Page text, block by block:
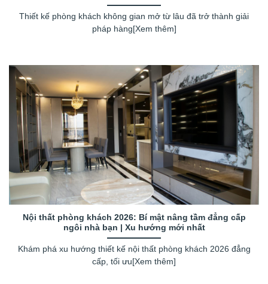
Thiết kế phòng khách không gian mở từ lâu đã trở thành giải
pháp hàng[Xem thêm]
Nội thất phòng khách 2026: Bí mật nâng tầm đẳng cấp
ngôi nhà bạn | Xu hướng mới nhất
Khám phá xu hướng thiết kế nội thất phòng khách 2026 đẳng
cấp, tối ưu[Xem thêm]